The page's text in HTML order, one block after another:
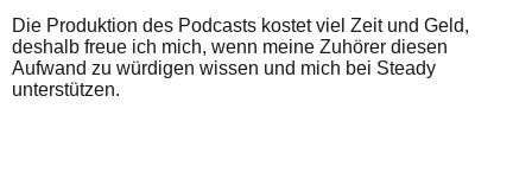
Die Produktion des Podcasts kostet viel Zeit und Geld,
deshalb freue ich mich, wenn meine Zuhörer diesen
Aufwand zu würdigen wissen und mich bei Steady
unterstützen.